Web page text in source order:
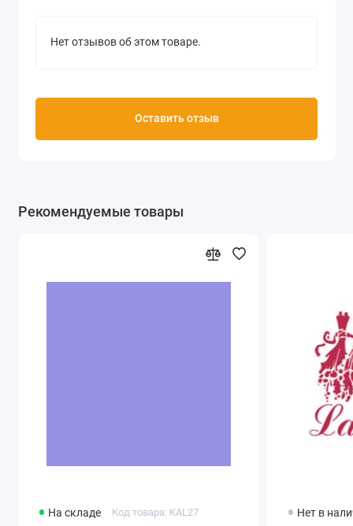
Нет отзывов об этом товаре.
Оставить отзыв
Рекомендуемые товары
На складе Код товара: KAL27 Нет в